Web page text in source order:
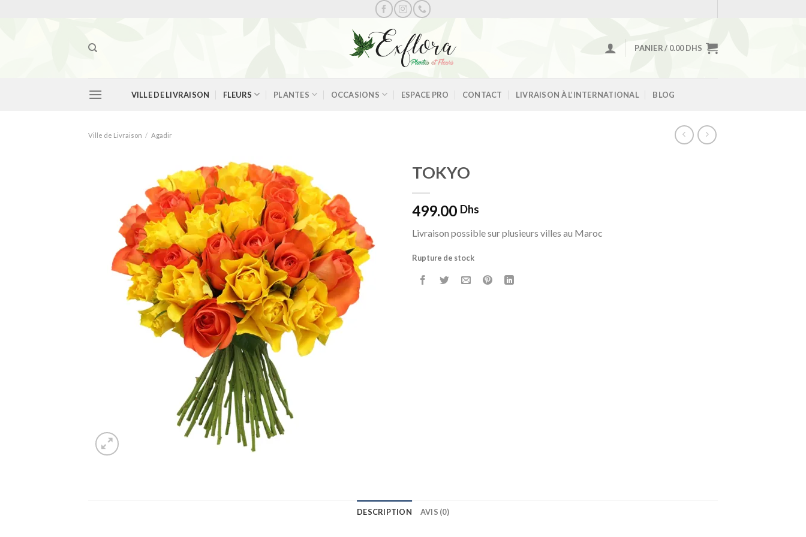
PANIER / 0.00DHS
VILLE DE LIVRAISON FLEURS PLANTES OCCASIONS ESPACE PRO CONTACT LIVRAISON À L’INTERNATIONAL BLOG
Ville de Livraison / Agadir
Ajouter
à la
wishlist
TOKYO
499.00 Dhs
Livraison possible sur plusieurs villes au Maroc
Rupture de stock
DESCRIPTION AVIS (0)